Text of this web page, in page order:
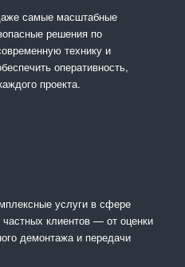
самые масштабные
решения по
технику и
оперативность,
проекта.
услуги в сфере
клиентов — от оценки
демонтажа и передачи